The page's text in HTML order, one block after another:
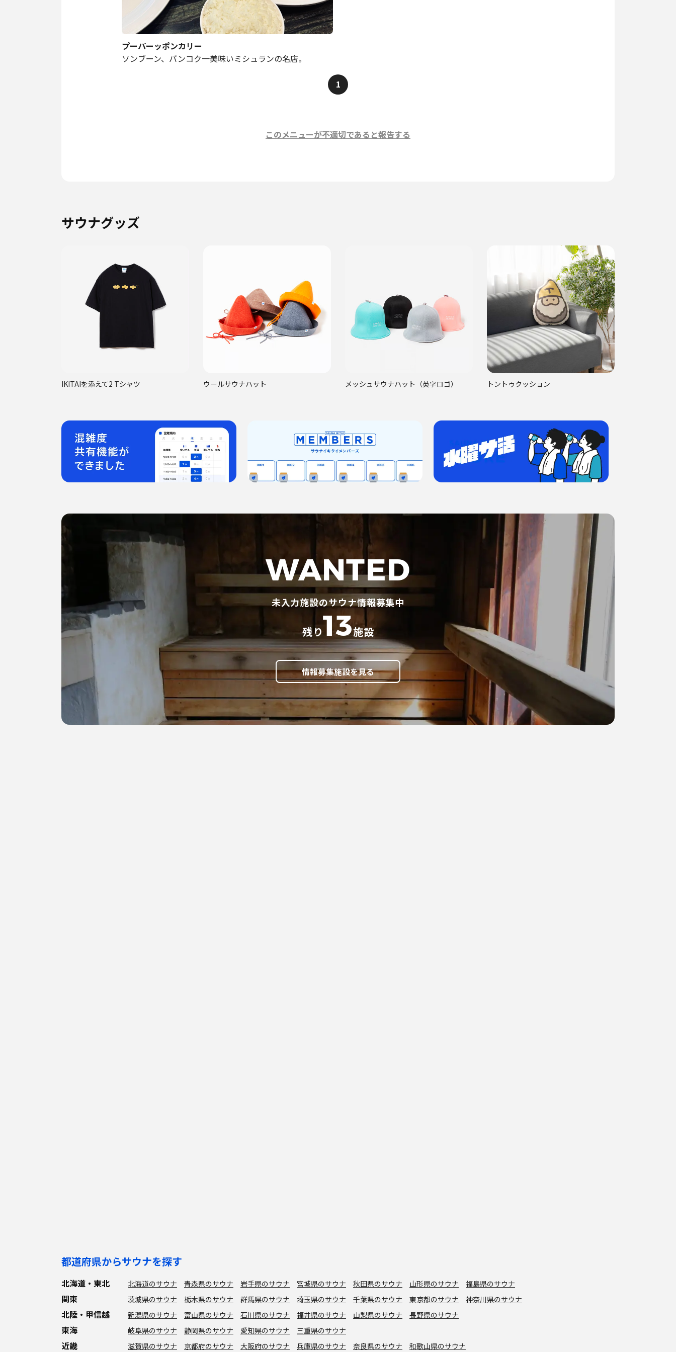
プーパーッポンカリー
ソンブーン、バンコク一美味いミシュランの名店。
1
このメニューが不適切であると報告する
サウナグッズ
IKITAIを添えて2 Tシャツ ウールサウナハット メッシュサウナハット（英字ロゴ） トントゥクッション
WANTED
未入力施設のサウナ情報募集中
残り13施設
情報募集施設を見る
都道府県からサウナを探す
北海道・東北 北海道のサウナ 青森県のサウナ 岩手県のサウナ 宮城県のサウナ 秋田県のサウナ 山形県のサウナ 福島県のサウナ
関東 茨城県のサウナ 栃木県のサウナ 群馬県のサウナ 埼玉県のサウナ 千葉県のサウナ 東京都のサウナ 神奈川県のサウナ
北陸・甲信越 新潟県のサウナ 富山県のサウナ 石川県のサウナ 福井県のサウナ 山梨県のサウナ 長野県のサウナ
東海 岐阜県のサウナ 静岡県のサウナ 愛知県のサウナ 三重県のサウナ
近畿 滋賀県のサウナ 京都府のサウナ 大阪府のサウナ 兵庫県のサウナ 奈良県のサウナ 和歌山県のサウナ